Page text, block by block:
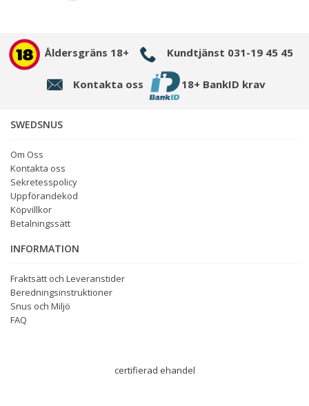
Åldersgräns 18+ Kundtjänst 031-19 45 45
Kontakta oss 18+ BankID krav
SWEDSNUS
Om Oss
Kontakta oss
Sekretesspolicy
Uppförandekod
Köpvillkor
Betalningssätt
INFORMATION
Fraktsätt och Leveranstider
Beredningsinstruktioner
Snus och Miljö
FAQ
certifierad ehandel